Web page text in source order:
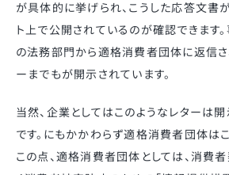
が具体的に挙げられ、こうした応答文書
ト上で公開されているのが確認できます
の法務部門から適格消費者団体に返信
ーまでもが開示されています。
当然、企業としてはこのようなレターは
です。にもかかわらず適格消費者団体は
この点、適格消費者団体としては、消費